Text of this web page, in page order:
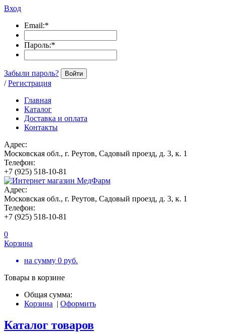
Вход
Email:*
Пароль:*
Забыли пароль? Войти
/ Регистрация
Главная
Каталог
Доставка и оплата
Контакты
Адрес:
Московская обл., г. Реутов, Садовый проезд, д. 3, к. 1
Телефон:
+7 (925) 518-10-81
Адрес:
Московская обл., г. Реутов, Садовый проезд, д. 3, к. 1
Телефон:
+7 (925) 518-10-81
0
Корзина
на сумму 0 руб.
Товары в корзине
Общая сумма:
Корзина | Оформить
Каталог товаров